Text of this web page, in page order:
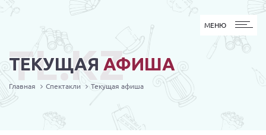
МЕНЮ
МЕНЮ
ТЕКУЩАЯ АФИША
TL.KZ
Главная Спектакли Текущая афиша